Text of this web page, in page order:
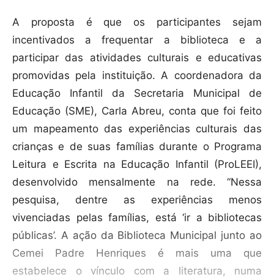
A proposta é que os participantes sejam
incentivados a frequentar a biblioteca e a
participar das atividades culturais e educativas
promovidas pela instituição. A coordenadora da
Educação Infantil da Secretaria Municipal de
Educação (SME), Carla Abreu, conta que foi feito
um mapeamento das experiências culturais das
crianças e de suas famílias durante o Programa
Leitura e Escrita na Educação Infantil (ProLEEI),
desenvolvido mensalmente na rede. “Nessa
pesquisa, dentre as experiências menos
vivenciadas pelas famílias, está ‘ir a bibliotecas
públicas’. A ação da Biblioteca Municipal junto ao
Cemei Padre Henriques é mais uma que
estabelece o vínculo com a literatura, numa